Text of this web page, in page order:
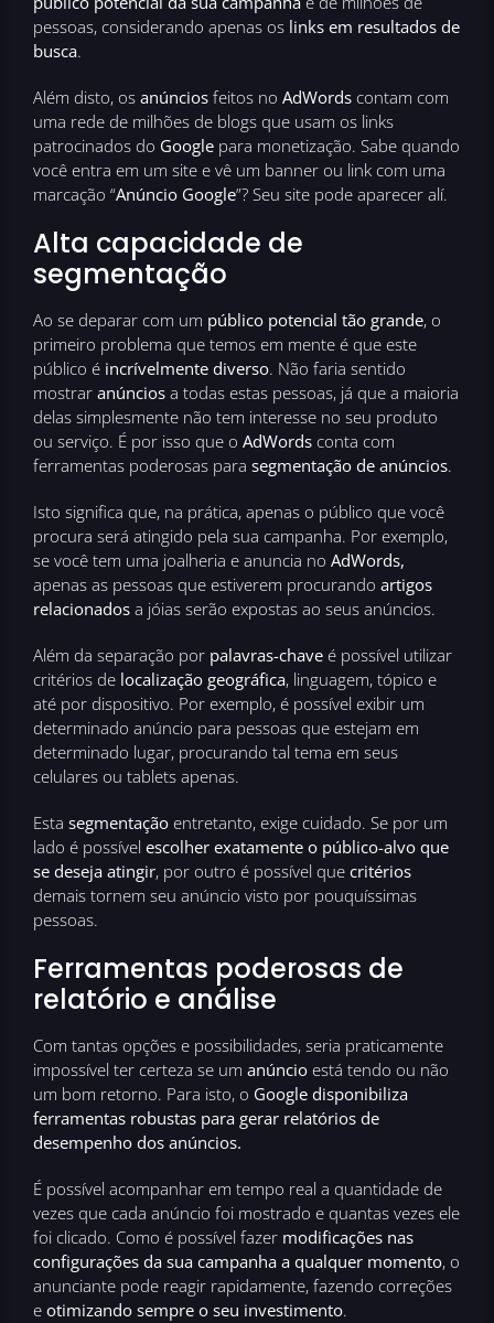
pessoas, considerando apenas os links em resultados de
busca.
Além disto, os anúncios feitos no AdWords contam com
uma rede de milhões de blogs que usam os links
patrocinados do Google para monetização. Sabe quando
você entra em um site e vê um banner ou link com uma
marcação “Anúncio Google”? Seu site pode aparecer alí.
Alta capacidade de
segmentação
Ao se deparar com um público potencial tão grande, o
primeiro problema que temos em mente é que este
público é incrívelmente diverso. Não faria sentido
mostrar anúncios a todas estas pessoas, já que a maioria
delas simplesmente não tem interesse no seu produto
ou serviço. É por isso que o AdWords conta com
ferramentas poderosas para segmentação de anúncios.
Isto significa que, na prática, apenas o público que você
procura será atingido pela sua campanha. Por exemplo,
se você tem uma joalheria e anuncia no AdWords,
apenas as pessoas que estiverem procurando artigos
relacionados a jóias serão expostas ao seus anúncios.
Além da separação por palavras-chave é possível utilizar
critérios de localização geográfica, linguagem, tópico e
até por dispositivo. Por exemplo, é possível exibir um
determinado anúncio para pessoas que estejam em
determinado lugar, procurando tal tema em seus
celulares ou tablets apenas.
Esta segmentação entretanto, exige cuidado. Se por um
lado é possível escolher exatamente o público-alvo que
se deseja atingir, por outro é possível que critérios
demais tornem seu anúncio visto por pouquíssimas
pessoas.
Ferramentas poderosas de
relatório e análise
Com tantas opções e possibilidades, seria praticamente
impossível ter certeza se um anúncio está tendo ou não
um bom retorno. Para isto, o Google disponibiliza
ferramentas robustas para gerar relatórios de
desempenho dos anúncios.
É possível acompanhar em tempo real a quantidade de
vezes que cada anúncio foi mostrado e quantas vezes ele
foi clicado. Como é possível fazer modificações nas
configurações da sua campanha a qualquer momento, o
anunciante pode reagir rapidamente, fazendo correções
e otimizando sempre o seu investimento.